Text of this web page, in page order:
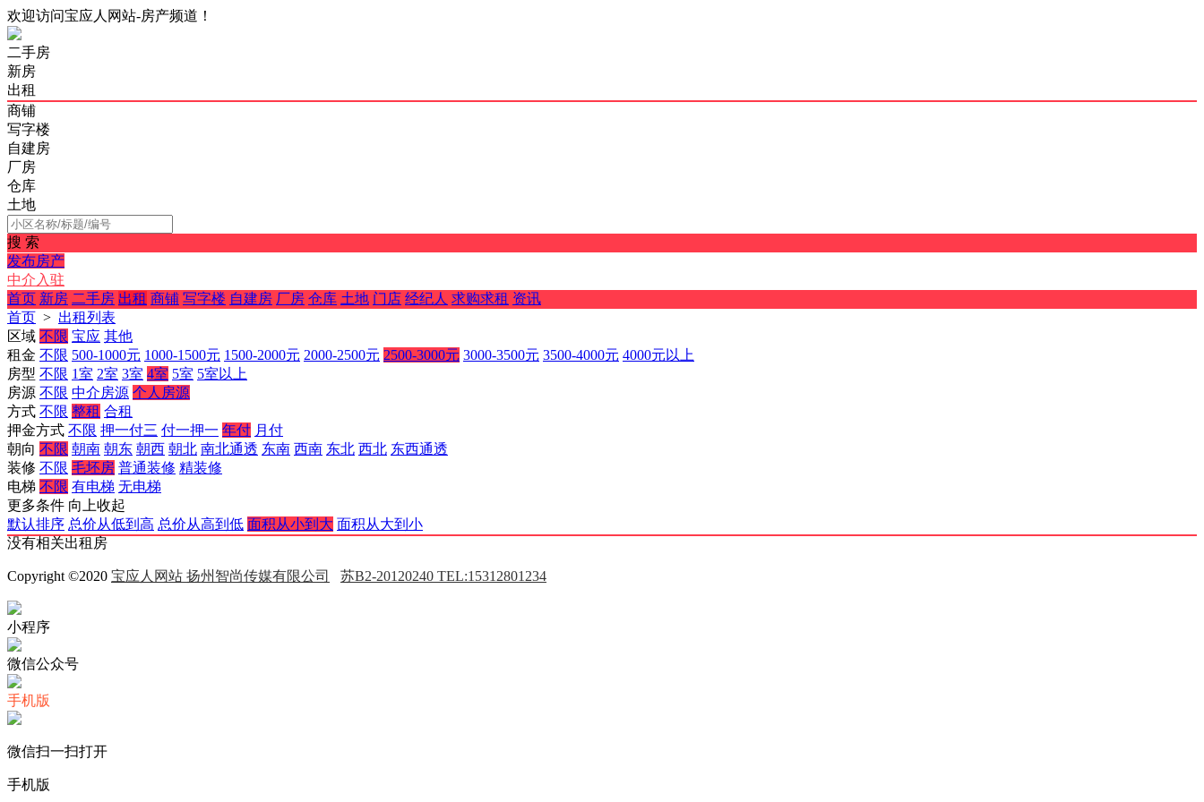
欢迎访问宝应人网站-房产频道！
二手房
新房
出租
商铺
写字楼
自建房
厂房
仓库
土地
搜 索
发布房产
中介入驻
首页 新房 二手房 出租 商铺 写字楼 自建房 厂房 仓库 土地 门店 经纪人 求购求租 资讯
首页 > 出租列表
区域 不限 宝应 其他
租金 不限 500-1000元 1000-1500元 1500-2000元 2000-2500元 2500-3000元 3000-3500元 3500-4000元 4000元以上
房型 不限 1室 2室 3室 4室 5室 5室以上
房源 不限 中介房源 个人房源
方式 不限 整租 合租
押金方式 不限 押一付三 付一押一 年付 月付
朝向 不限 朝南 朝东 朝西 朝北 南北通透 东南 西南 东北 西北 东西通透
装修 不限 毛坯房 普通装修 精装修
电梯 不限 有电梯 无电梯
更多条件 向上收起
默认排序 总价从低到高 总价从高到低 面积从小到大 面积从大到小
没有相关出租房
Copyright ©2020 宝应人网站 扬州智尚传媒有限公司 苏B2-20120240 TEL:15312801234
小程序
微信公众号
手机版
微信扫一扫打开
手机版